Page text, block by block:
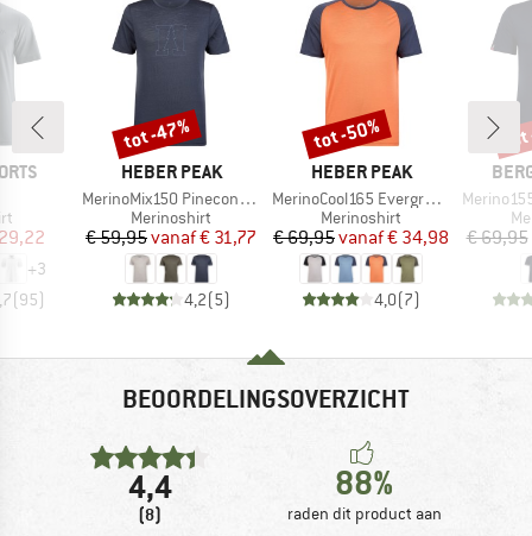
prijs
+3
(95)
MERK
HEBER PEAK
Artikel
MerinoMix150 PineconeHe. Logo T-Shirt
Productgroep
Merinoshirt
Prijs
€ 59,95 Verlaagde prijs
vanaf€ 31,77
4,2(5)
Korting
tot -47%
MERK
HEBER PEAK
Artikel
MerinoCool165 EvergreenHe. T-Shirt
Productgroep
Merinoshirt
Prijs
€ 69,95 Verlaagde prijs
vanaf€ 34,98
4,0(7)
Korting
tot -50%
Artikel
Merino155
€ 69,95
BEOORDELINGSOVERZICHT
4,4
(8)
88%
raden dit product aan